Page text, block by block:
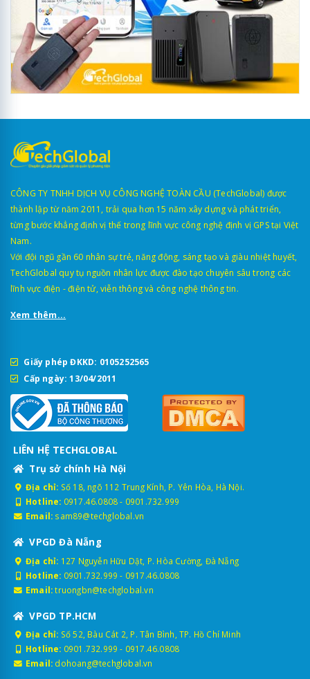
CÔNG TY TNHH DỊCH VỤ CÔNG NGHỆ TOÀN CẦU (TechGlobal) được
thành lập từ năm 2011, trải qua hơn 15 năm xây dựng và phát triển,
từng bước khẳng định vị thế trong lĩnh vực công nghệ định vị GPS tại Việt
Nam.
Với đội ngũ gần 60 nhân sự trẻ, năng động, sáng tạo và giàu nhiệt huyết,
TechGlobal quy tụ nguồn nhân lực được đào tạo chuyên sâu trong các
lĩnh vực điện - điện tử, viễn thông và công nghệ thông tin.
Xem thêm...
Giấy phép ĐKKD: 0105252565
Cấp ngày: 13/04/2011
LIÊN HỆ TECHGLOBAL
Trụ sở chính Hà Nội
Địa chỉ: Số 18, ngõ 112 Trung Kính, P. Yên Hòa, Hà Nội.
Hotline: 0917.46.0808- 0901.732.999
Email: sam89@techglobal.vn
VPGD Đà Nẵng
Địa chỉ: 127 Nguyễn Hữu Dật, P. Hòa Cường, Đà Nẵng
Hotline: 0901.732.999 - 0917.46.0808
Email: truongbn@techglobal.vn
VPGD TP.HCM
Địa chỉ: Số 52, Bàu Cát 2, P. Tân Bình, TP. Hồ Chí Minh
Hotline: 0901.732.999 - 0917.46.0808
Email: dohoang@techglobal.vn